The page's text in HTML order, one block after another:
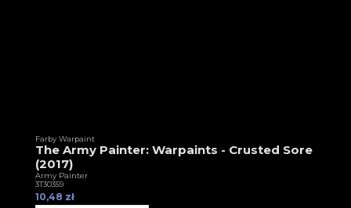
Farby Warpaint
The Army Painter: Warpaints - Crusted Sore
(2017)
Army Painter
3T30359
10,48 zł